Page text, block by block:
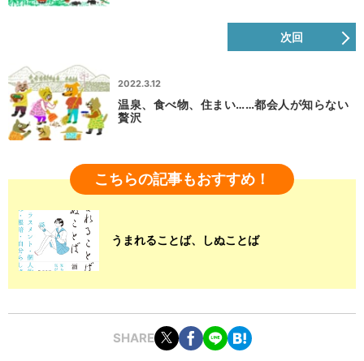
次回
2022.3.12
温泉、食べ物、住まい……都会人が知らない
贅沢
こちらの記事もおすすめ！
うまれることば、しぬことば
SHARE